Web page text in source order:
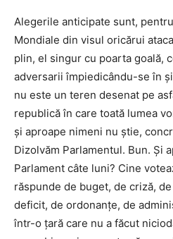
Alegerile anticipate sunt,
Mondiale din visul oricărui
plin, el singur cu poarta goală,
adversarii împiedicându-se în
nu este un teren desenat pe
republică în care toată lumea
și aproape nimeni nu știe,
Dizolvăm Parlamentul. Bun. Și
Parlament câte luni? Cine
răspunde de buget, de criză,
deficit, de ordonanțe, de
într-o țară care nu a făcut